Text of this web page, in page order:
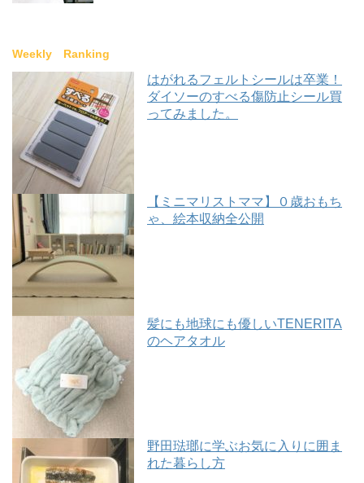
Weekly Ranking
はがれるフェルトシールは卒業！
ダイソーのすべる傷防止シール買
ってみました。
【ミニマリストママ】０歳おもち
ゃ、絵本収納全公開
髪にも地球にも優しいTENERITA
のヘアタオル
野田琺瑯に学ぶお気に入りに囲ま
れた暮らし方